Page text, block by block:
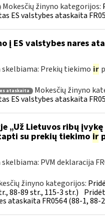
Mokesčių žinyno kategorijos:
ES valstybes ataskaita
į ES valstybes nares
skelbiama: Prekių tiekimo ir
ataskaita Mokesčių žinyno
ES valstybes ataskaita
„Už Lietuvos ribų
su prekių tiekimo ir
PVM deklaracija
žinyno kategorijos:
88-89 str., 115-3 str.)
ataskaita FR0564 (88-1, 88-